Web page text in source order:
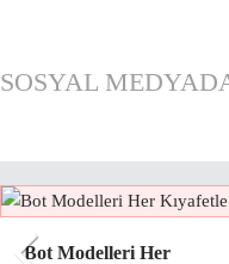
SOSYAL
Bot Modelleri Her